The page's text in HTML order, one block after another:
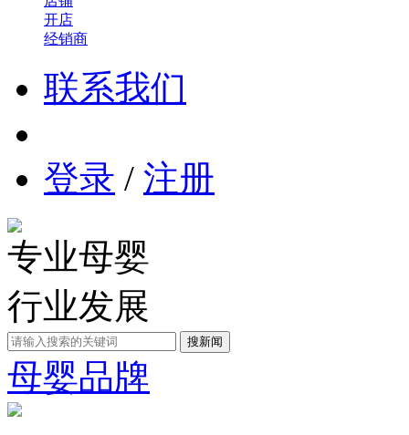
开店
经销商
联系我们
登录 / 注册
专业母婴
行业发展
母婴品牌